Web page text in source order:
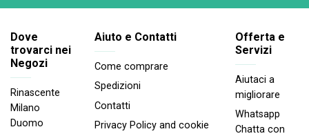
Dove
trovarci nei
Negozi
Rinascente
Milano
Duomo
Aiuto e Contatti
Come comprare
Spedizioni
Contatti
Privacy Policy and cookie
Offerta e
Servizi
Aiutaci a
migliorare
Whatsapp
Chatta con